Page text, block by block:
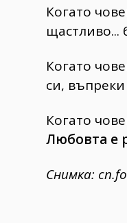
Когато
щастливо...
Когато
си, въпреки
Когато
Любовта е
Снимка: